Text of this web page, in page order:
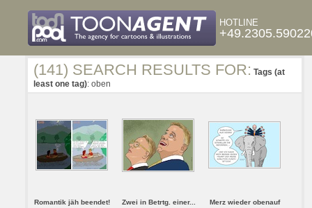
HOTLINE
(141) SEARCH RESULTS FOR: Tags (at
least one tag): oben
Romantik jäh beendet!
Zwei in Betrtg. einer...
Merz wieder obenauf